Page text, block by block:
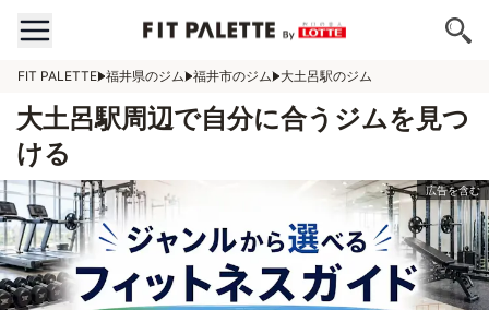
FIT PALETTE 福井県のジム 福井市のジム 大土呂駅のジム
大土呂駅周辺で自分に合うジムを見つ
ける